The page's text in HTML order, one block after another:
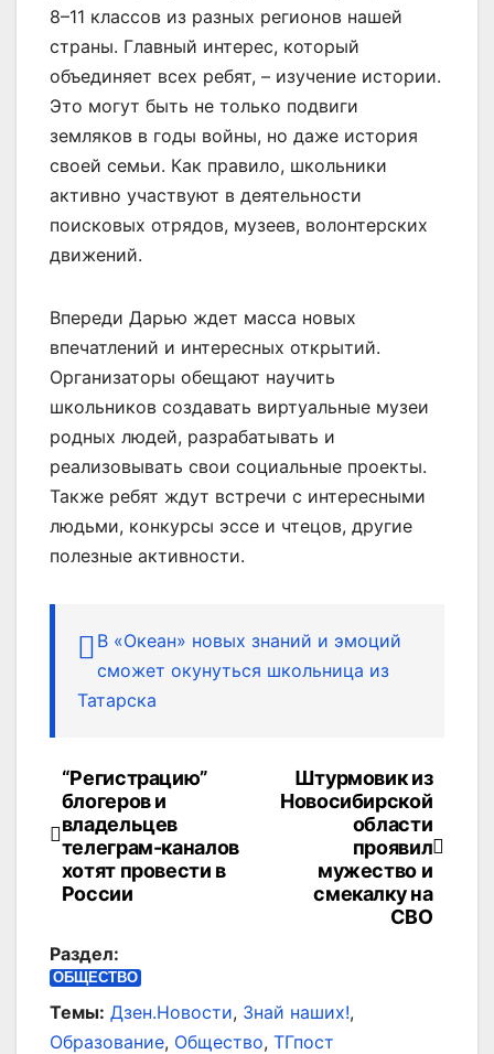
8–11 классов из разных регионов нашей
страны. Главный интерес, который
объединяет всех ребят, – изучение истории.
Это могут быть не только подвиги
земляков в годы войны, но даже история
своей семьи. Как правило, школьники
активно участвуют в деятельности
поисковых отрядов, музеев, волонтерских
движений.
Впереди Дарью ждет масса новых
впечатлений и интересных открытий.
Организаторы обещают научить
школьников создавать виртуальные музеи
родных людей, разрабатывать и
реализовывать свои социальные проекты.
Также ребят ждут встречи с интересными
людьми, конкурсы эссе и чтецов, другие
полезные активности.
В «Океан» новых знаний и эмоций
сможет окунуться школьница из
Татарска
Навигация
по
записям
Штурмовик из
Новосибирской
области
проявил
мужество и
смекалку на
СВО
“Регистрацию”
блогеров и
владельцев
телеграм-каналов
хотят провести в
России
Раздел:
ОБЩЕСТВО
Темы: Дзен.Новости, Знай наших!,
Образование, Общество, ТГпост